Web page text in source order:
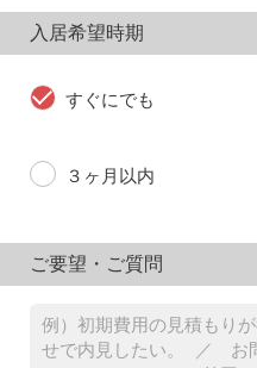
入居希望時期
すぐにでも
３ヶ月以内
ご要望・ご質問